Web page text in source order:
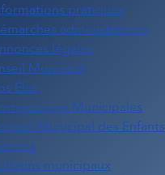
pratiques
administratives
légales
Municipal
Élus
Municipales
Municipal des Enfants
municipaux